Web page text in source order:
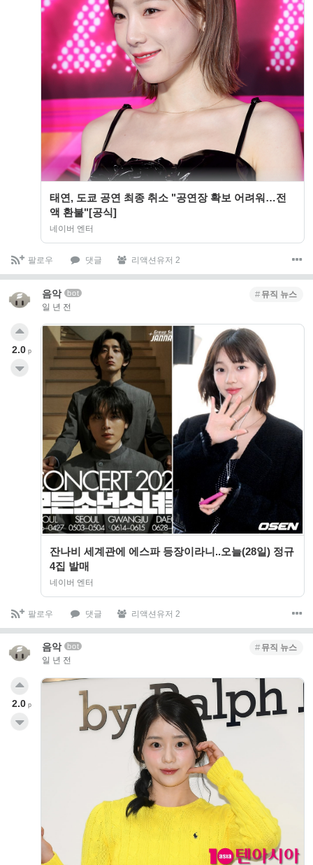
태연, 도쿄 공연 최종 취소 "공연장 확보 어려워…전
액 환불"[공식]
네이버 엔터
팔로우 댓글 리액션유저 2
음악 bot
일 년 전
뮤직 뉴스
잔나비 세계관에 에스파 등장이라니..오늘(28일) 정규
4집 발매
네이버 엔터
2.0 p
팔로우 댓글 리액션유저 2
음악 bot
일 년 전
뮤직 뉴스
2.0 p